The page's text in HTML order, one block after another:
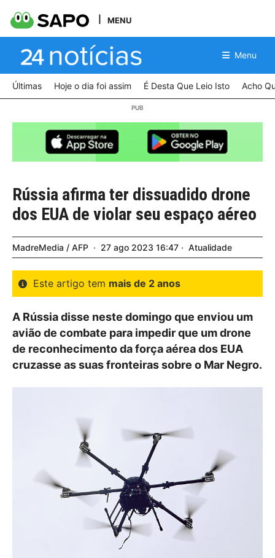
MENU
Menu
Últimas Hoje o dia foi assim É Desta Que Leio Isto Acho
Rússia afirma ter dissuadido drone
dos EUA de violar seu espaço aéreo
MadreMedia / AFP 27 ago 2023 16:47 Atualidade
Este artigo tem mais de 2 anos
A Rússia disse neste domingo que enviou um
avião de combate para impedir que um drone
de reconhecimento da força aérea dos EUA
cruzasse as suas fronteiras sobre o Mar Negro.